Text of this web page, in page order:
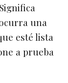
una
esté lista
a prueba